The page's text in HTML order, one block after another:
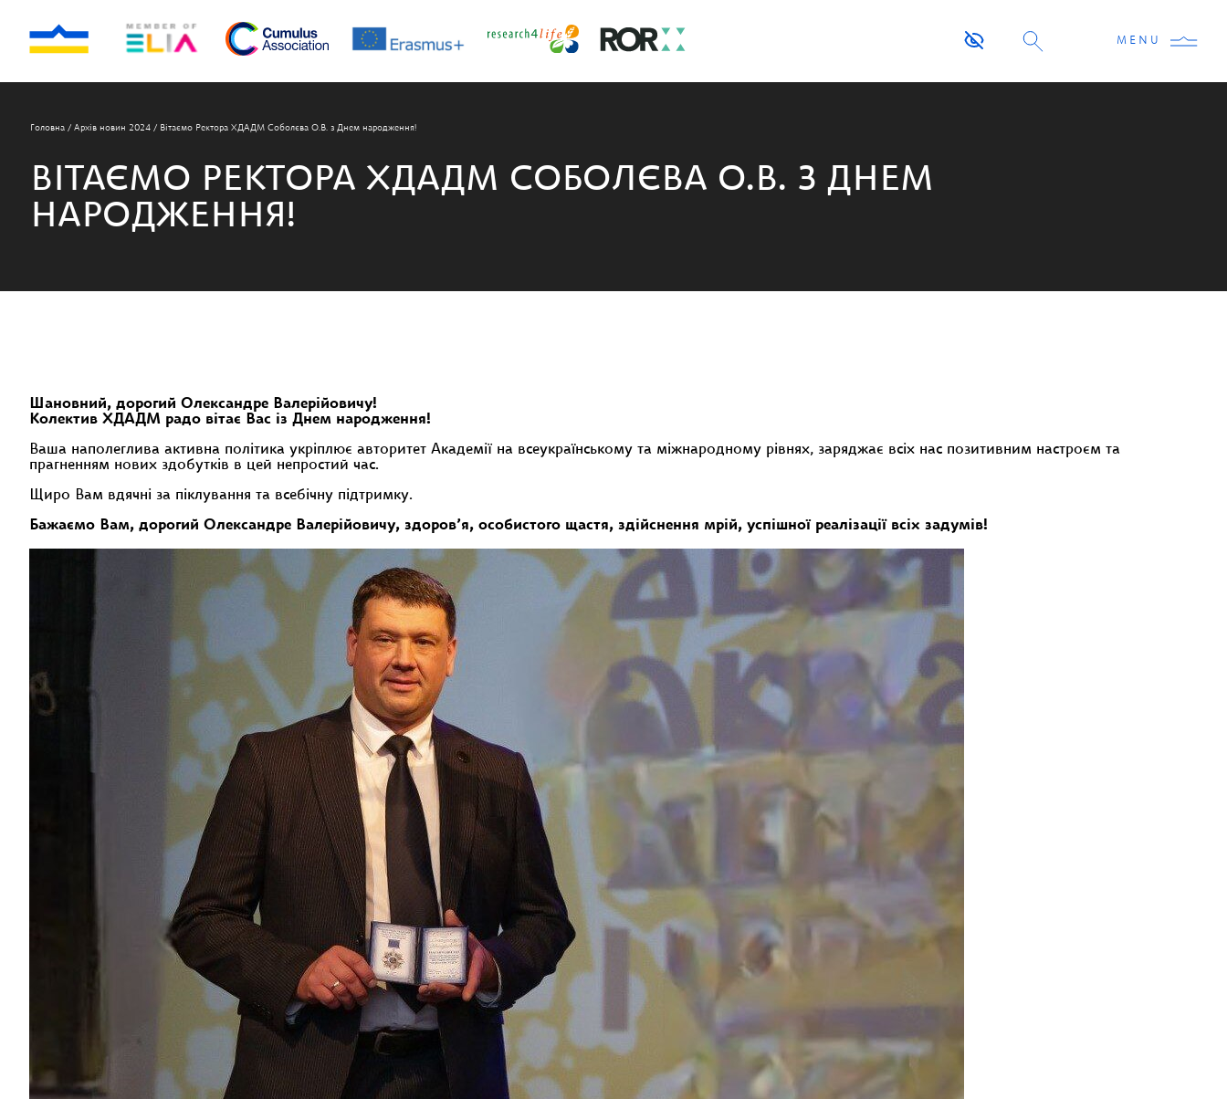
MENU
Головна / Архів новин 2024 / Вітаємо Ректора ХДАДМ Соболєва О.В. з Днем народження!
ВІТАЄМО РЕКТОРА ХДАДМ СОБОЛЄВА О.В. З ДНЕМ
НАРОДЖЕННЯ!
Шановний, дорогий Олександре Валерійовичу!
Колектив ХДАДМ радо вітає Вас із Днем народження!
Ваша наполеглива активна політика укріплює авторитет Академії на всеукраїнському та міжнародному рівнях, заряджає всіх нас позитивним настроєм та
прагненням нових здобутків в цей непростий час.
Щиро Вам вдячні за піклування та всебічну підтримку.
Бажаємо Вам, дорогий Олександре Валерійовичу, здоров’я, особистого щастя, здійснення мрій, успішної реалізації всіх задумів!